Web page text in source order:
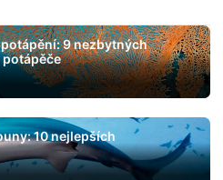
9 nezbytných
10 nejlepších